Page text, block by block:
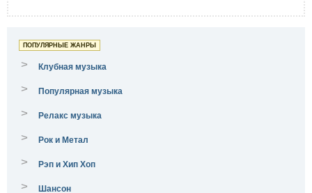
ПОПУЛЯРНЫЕ ЖАНРЫ
> Клубная музыка
> Популярная музыка
> Релакс музыка
> Рок и Метал
> Рэп и Хип Хоп
> Шансон